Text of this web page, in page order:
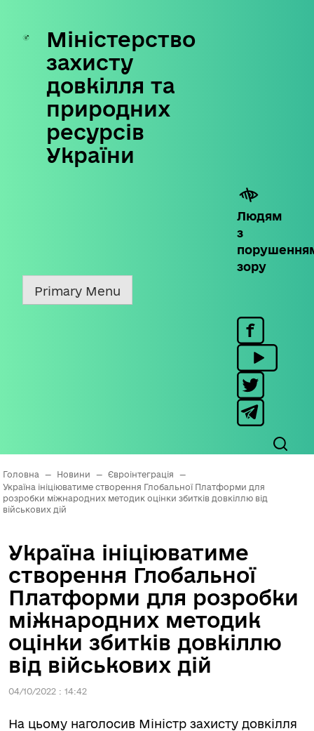
Skip
content
Міністерство
захисту
довкілля та
природних
ресурсів
України
Людям
з
зору
Primary Menu
Головна — Новини — Євроінтеграція
—
Україна ініціюватиме створення Глобальної Платформи для
розробки міжнародних методик оцінки збитків довкіллю від
військових дій
Україна ініціюватиме
створення Глобальної
Платформи для розробки
міжнародних методик
оцінки збитків довкіллю
від військових дій
04/10/2022 : 14:42
На цьому наголосив Міністр захисту довкілля